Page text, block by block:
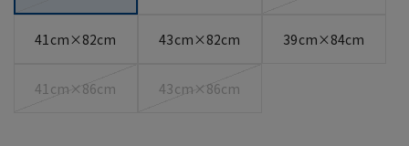
41cm×82cm 43cm×82cm 39cm×84cm
41cm×86cm 43cm×86cm